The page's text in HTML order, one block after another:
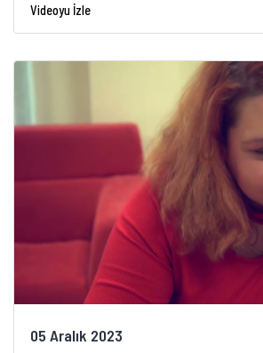
Videoyu İzle
05 Aralık 2023